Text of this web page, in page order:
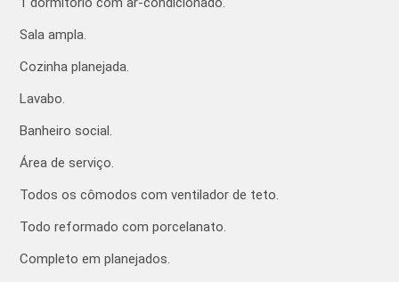
Sala ampla.
Cozinha planejada.
Lavabo.
Banheiro social.
Área de serviço.
Todos os cômodos com ventilador de teto.
Todo reformado com porcelanato.
Completo em planejados.